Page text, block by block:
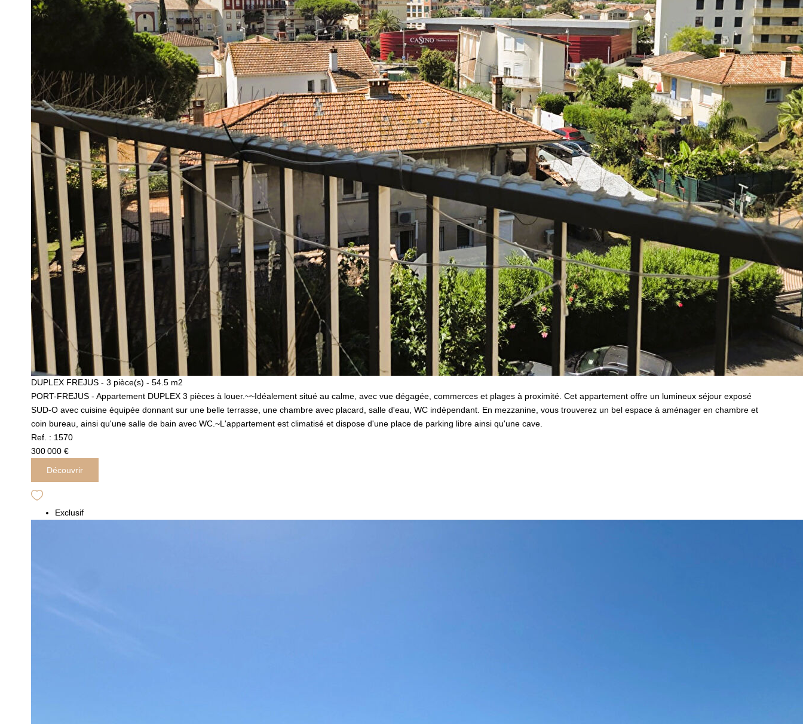
DUPLEX FREJUS - 3 pièce(s) - 54.5 m2
PORT-FREJUS - Appartement DUPLEX 3 pièces à louer.~~Idéalement situé au calme, avec vue dégagée, commerces et plages à proximité. Cet appartement offre un lumineux séjour exposé
SUD-O avec cuisine équipée donnant sur une belle terrasse, une chambre avec placard, salle d'eau, WC indépendant. En mezzanine, vous trouverez un bel espace à aménager en chambre et
coin bureau, ainsi qu'une salle de bain avec WC.~L'appartement est climatisé et dispose d'une place de parking libre ainsi qu'une cave.
Ref. : 1570
300 000 €
Découvrir
Exclusif